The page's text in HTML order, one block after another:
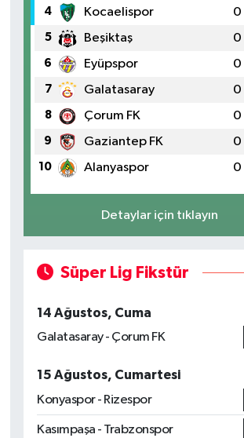
4 Kocaelispor 0
5 Beşiktaş 0
6 Eyüpspor 0
7 Galatasaray 0
8 Çorum FK 0
9 Gaziantep FK 0
10 Alanyaspor 0
Detaylar için tıklayın
Süper Lig Fikstür
14 Ağustos, Cuma
Galatasaray - Çorum FK
15 Ağustos, Cumartesi
Konyaspor - Rizespor
Kasımpaşa - Trabzonspor